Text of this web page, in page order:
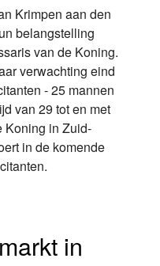
Krimpen aan den
belangstelling
van de Koning.
verwachting eind
- 25 mannen
van 29 tot en met
Koning in Zuid-
in de komende
in